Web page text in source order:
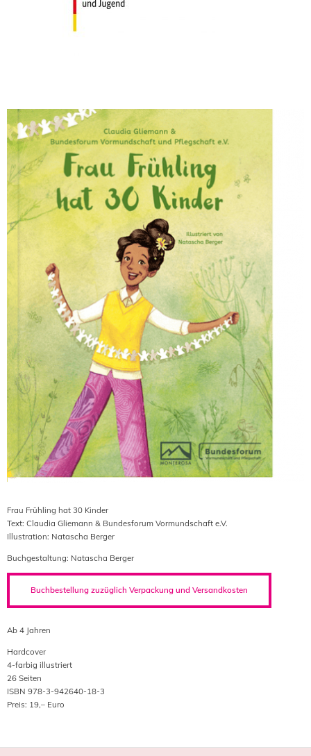
Frau Frühling hat 30 Kinder
Text: Claudia Gliemann & Bundesforum Vormundschaft e.V.
Illustration: Natascha Berger
Buchgestaltung: Natascha Berger
Buchbestellung zuzüglich Verpackung und Versandkosten
Ab 4 Jahren
Hardcover
4-farbig illustriert
26 Seiten
ISBN 978-3-942640-18-3
Preis: 19,– Euro